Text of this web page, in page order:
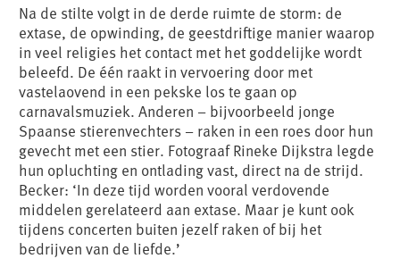
Na de stilte volgt in de derde ruimte de storm: de
extase, de opwinding, de geestdriftige manier waarop
in veel religies het contact met het goddelijke wordt
beleefd. De één raakt in vervoering door met
vastelaovend in een pekske los te gaan op
carnavalsmuziek. Anderen – bijvoorbeeld jonge
Spaanse stierenvechters – raken in een roes door hun
gevecht met een stier. Fotograaf Rineke Dijkstra legde
hun opluchting en ontlading vast, direct na de strijd.
Becker: ‘In deze tijd worden vooral verdovende
middelen gerelateerd aan extase. Maar je kunt ook
tijdens concerten buiten jezelf raken of bij het
bedrijven van de liefde.’